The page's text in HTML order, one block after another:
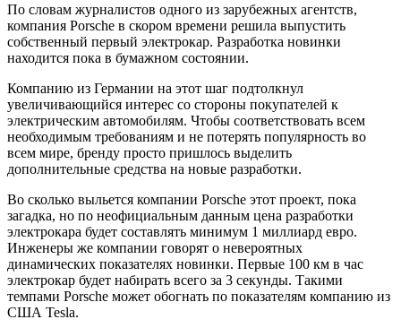
По словам журналистов одного из зарубежных агентств,
компания Porsche в скором времени решила выпустить
собственный первый электрокар. Разработка новинки
находится пока в бумажном состоянии.
Компанию из Германии на этот шаг подтолкнул
увеличивающийся интерес со стороны покупателей к
электрическим автомобилям. Чтобы соответствовать всем
необходимым требованиям и не потерять популярность во
всем мире, бренду просто пришлось выделить
дополнительные средства на новые разработки.
Во сколько выльется компании Porsche этот проект, пока
загадка, но по неофициальным данным цена разработки
электрокара будет составлять минимум 1 миллиард евро.
Инженеры же компании говорят о невероятных
динамических показателях новинки. Первые 100 км в час
электрокар будет набирать всего за 3 секунды. Такими
темпами Porsche может обогнать по показателям компанию из
США Tesla.